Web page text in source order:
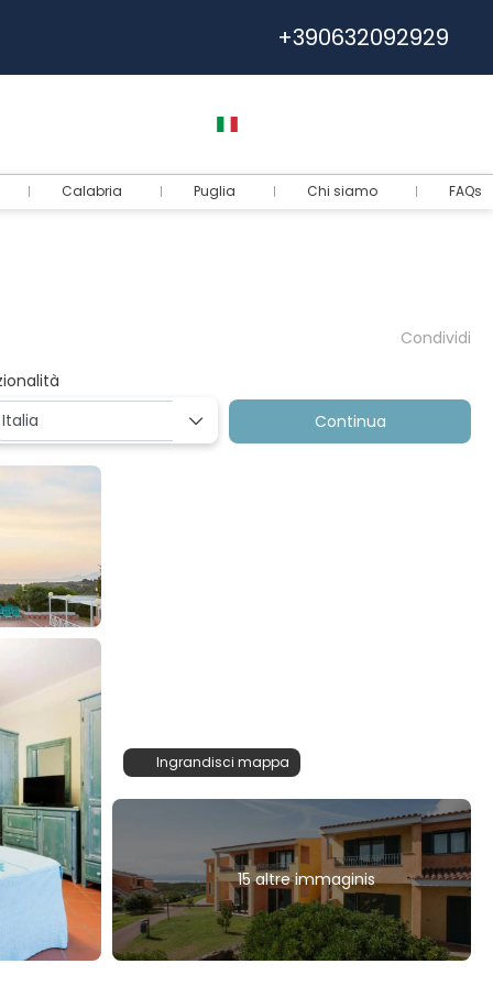
+390632092929
Calabria Puglia Chi siamo FAQs
Condividi
Continua
Ingrandisci mappa
15 altre immaginis